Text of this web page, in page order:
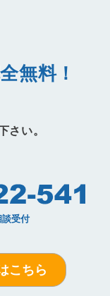
無料！
さい。
こちら